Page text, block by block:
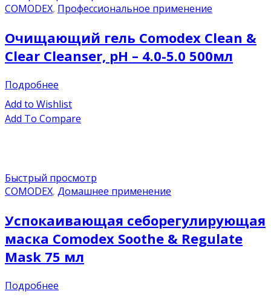
COMODEX, Профессиональное применение
Очищающий гель Comodex Clean &
Clear Cleanser, pH – 4.0-5.0 500мл
Подробнее
Add to Wishlist
Add To Compare
Быстрый просмотр
COMODEX, Домашнее применение
Успокаивающая cеборегулирующая
маска Comodex Soothe & Regulate
Mask 75 мл
Подробнее